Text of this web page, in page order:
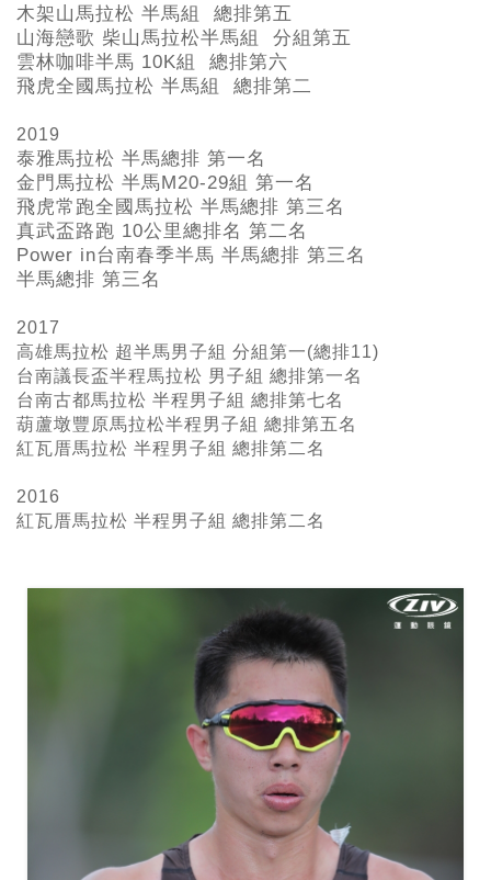
木架山馬拉松 半馬組 總排第五
山海戀歌 柴山馬拉松半馬組 分組第五
雲林咖啡半馬 10K組 總排第六
飛虎全國馬拉松 半馬組 總排第二
2019
泰雅馬拉松 半馬總排 第一名
金門馬拉松 半馬M20-29組 第一名
飛虎常跑全國馬拉松 半馬總排 第三名
真武盃路跑 10公里總排名 第二名
Power in台南春季半馬 半馬總排 第三名
半馬總排 第三名
2017
高雄馬拉松 超半馬男子組 分組第一(總排11)
台南議長盃半程馬拉松 男子組 總排第一名
台南古都馬拉松 半程男子組 總排第七名
葫蘆墩豐原馬拉松半程男子組 總排第五名
紅瓦厝馬拉松 半程男子組 總排第二名
2016
紅瓦厝馬拉松 半程男子組 總排第二名